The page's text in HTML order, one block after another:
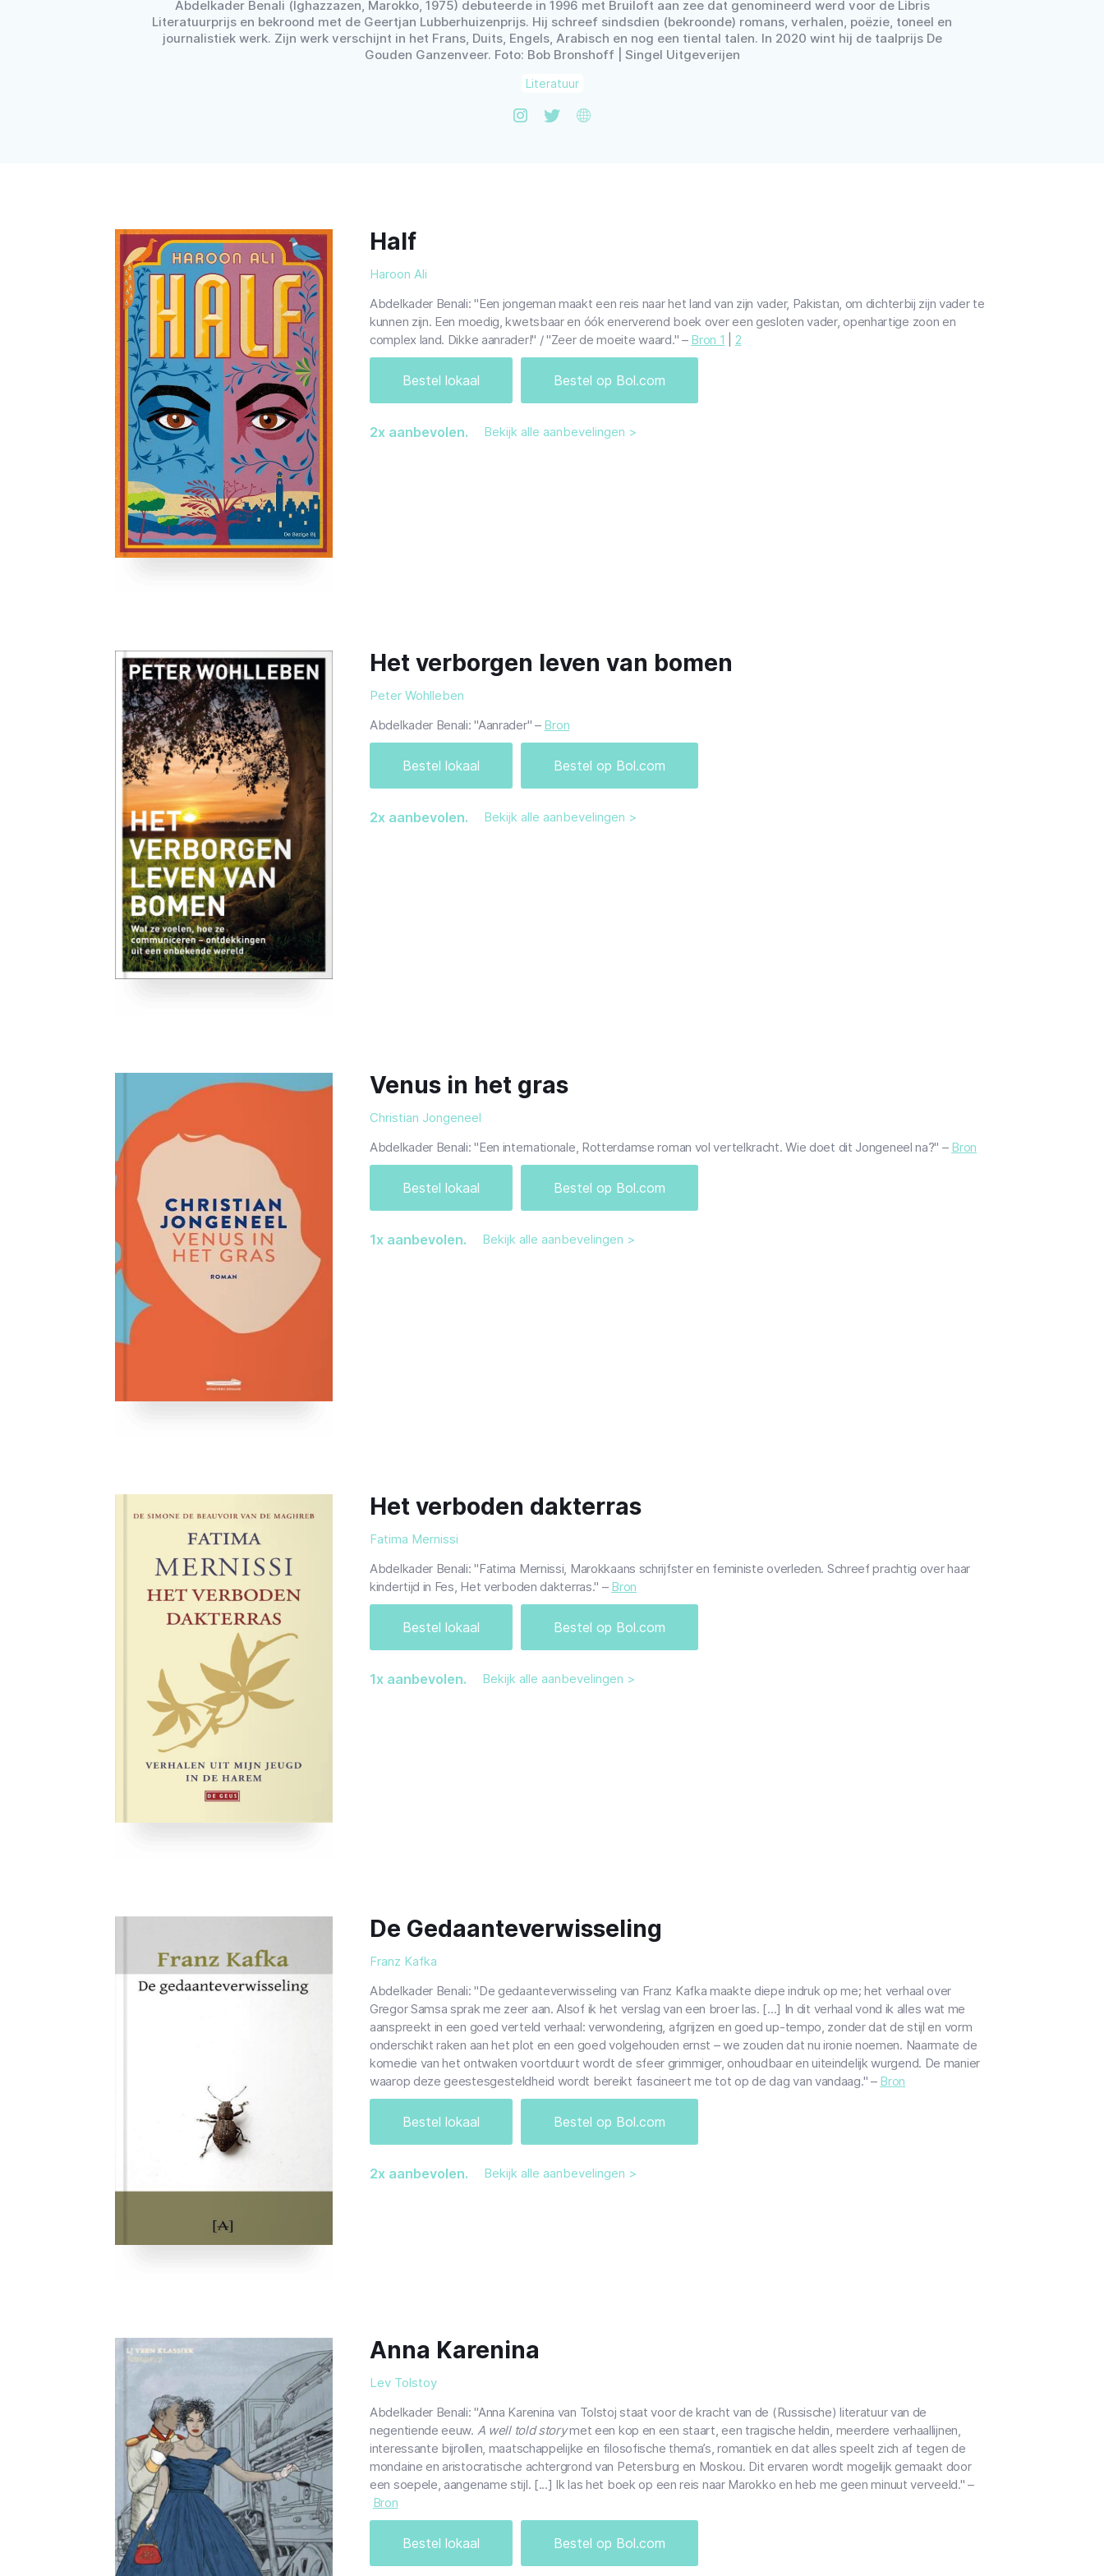
Abdelkader Benali (Ighazzazen, Marokko, 1975) debuteerde in 1996 met Bruiloft aan zee dat genomineerd werd voor de Libris
Literatuurprijs en bekroond met de Geertjan Lubberhuizenprijs. Hij schreef sindsdien (bekroonde) romans, verhalen, poëzie, toneel en
journalistiek werk. Zijn werk verschijnt in het Frans, Duits, Engels, Arabisch en nog een tiental talen. In 2020 wint hij de taalprijs De
Gouden Ganzenveer. Foto: Bob Bronshoff | Singel Uitgeverijen
Literatuur
Half
Haroon Ali
Abdelkader Benali: "Een jongeman maakt een reis naar het land van zijn vader, Pakistan, om dichterbij zijn vader te
kunnen zijn. Een moedig, kwetsbaar en óók enerverend boek over een gesloten vader, openhartige zoon en
complex land. Dikke aanrader!" / "Zeer de moeite waard." – Bron 1 2
Bestel lokaal Bestel op Bol.com
2x aanbevolen. Bekijk alle aanbevelingen >
Het verborgen leven van bomen
Peter Wohlleben
Abdelkader Benali: "Aanrader" – Bron
Bestel lokaal Bestel op Bol.com
2x aanbevolen. Bekijk alle aanbevelingen >
Venus in het gras
Christian Jongeneel
Abdelkader Benali: "Een internationale, Rotterdamse roman vol vertelkracht. Wie doet dit Jongeneel na?" – Bron
Bestel lokaal Bestel op Bol.com
1x aanbevolen. Bekijk alle aanbevelingen >
Het verboden dakterras
Fatima Mernissi
Abdelkader Benali: "Fatima Mernissi, Marokkaans schrijfster en feministe overleden. Schreef prachtig over haar
kindertijd in Fes, Het verboden dakterras." – Bron
Bestel lokaal Bestel op Bol.com
1x aanbevolen. Bekijk alle aanbevelingen >
De Gedaanteverwisseling
Franz Kafka
Abdelkader Benali: "De gedaanteverwisseling van Franz Kafka maakte diepe indruk op me; het verhaal over
Gregor Samsa sprak me zeer aan. Alsof ik het verslag van een broer las. [...] In dit verhaal vond ik alles wat me
aanspreekt in een goed verteld verhaal: verwondering, afgrijzen en goed up-tempo, zonder dat de stijl en vorm
onderschikt raken aan het plot en een goed volgehouden ernst – we zouden dat nu ironie noemen. Naarmate de
komedie van het ontwaken voortduurt wordt de sfeer grimmiger, onhoudbaar en uiteindelijk wurgend. De manier
waarop deze geestesgesteldheid wordt bereikt fascineert me tot op de dag van vandaag." – Bron
Bestel lokaal Bestel op Bol.com
2x aanbevolen. Bekijk alle aanbevelingen >
Anna Karenina
Lev Tolstoy
Abdelkader Benali: "Anna Karenina van Tolstoj staat voor de kracht van de (Russische) literatuur van de
negentiende eeuw. A well told storymet een kop en een staart, een tragische heldin, meerdere verhaallijnen,
interessante bijrollen, maatschappelijke en filosofische thema’s, romantiek en dat alles speelt zich af tegen de
mondaine en aristocratische achtergrond van Petersburg en Moskou. Dit ervaren wordt mogelijk gemaakt door
een soepele, aangename stijl. [...] Ik las het boek op een reis naar Marokko en heb me geen minuut verveeld." –
Bron
Bestel lokaal Bestel op Bol.com